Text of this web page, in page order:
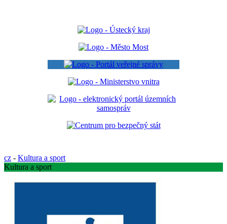
cz - Kultura a sport
Kultura a sport